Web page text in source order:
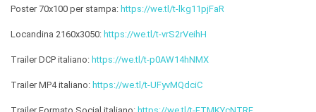
Poster 70x100 per stampa: https://we.tl/t-lkg11pjFaR
Locandina 2160x3050: https://we.tl/t-vrS2rVeihH
Trailer DCP italiano: https://we.tl/t-p0AW14hNMX
Trailer MP4 italiano: https://we.tl/t-UFyvMQdciC